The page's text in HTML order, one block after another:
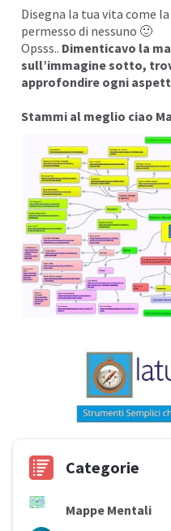
Disegna la tua vita come
permesso di nessuno 🙂
Opsss.. Dimenticavo la
sull’immagine sotto,
approfondire ogni
Stammi al meglio ciao
Categorie
Mappe Mentali